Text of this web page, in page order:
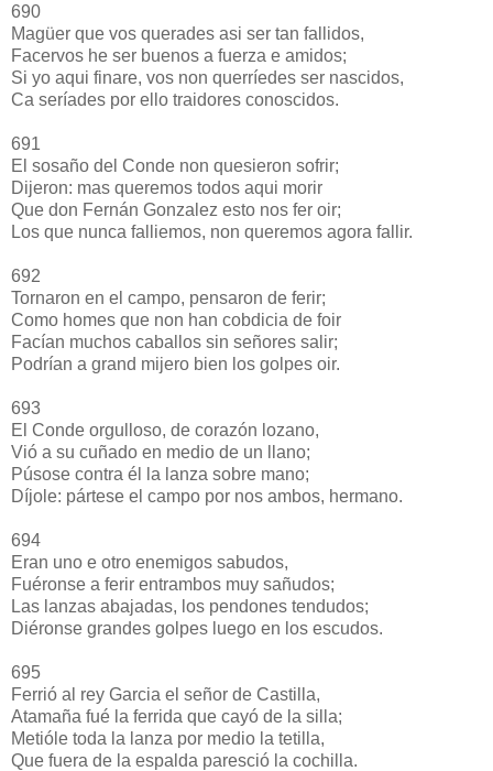
690
Magüer que vos querades asi ser tan fallidos,
Facervos he ser buenos a fuerza e amidos;
Si yo aqui finare, vos non querríedes ser nascidos,
Ca seríades por ello traidores conoscidos.
691
El sosaño del Conde non quesieron sofrir;
Dijeron: mas queremos todos aqui morir
Que don Fernán Gonzalez esto nos fer oir;
Los que nunca falliemos, non queremos agora fallir.
692
Tornaron en el campo, pensaron de ferir;
Como homes que non han cobdicia de foir
Facían muchos caballos sin señores salir;
Podrían a grand mijero bien los golpes oir.
693
El Conde orgulloso, de corazón lozano,
Vió a su cuñado en medio de un llano;
Púsose contra él la lanza sobre mano;
Díjole: pártese el campo por nos ambos, hermano.
694
Eran uno e otro enemigos sabudos,
Fuéronse a ferir entrambos muy sañudos;
Las lanzas abajadas, los pendones tendudos;
Diéronse grandes golpes luego en los escudos.
695
Ferrió al rey Garcia el señor de Castilla,
Atamaña fué la ferrida que cayó de la silla;
Metióle toda la lanza por medio la tetilla,
Que fuera de la espalda paresció la cochilla.